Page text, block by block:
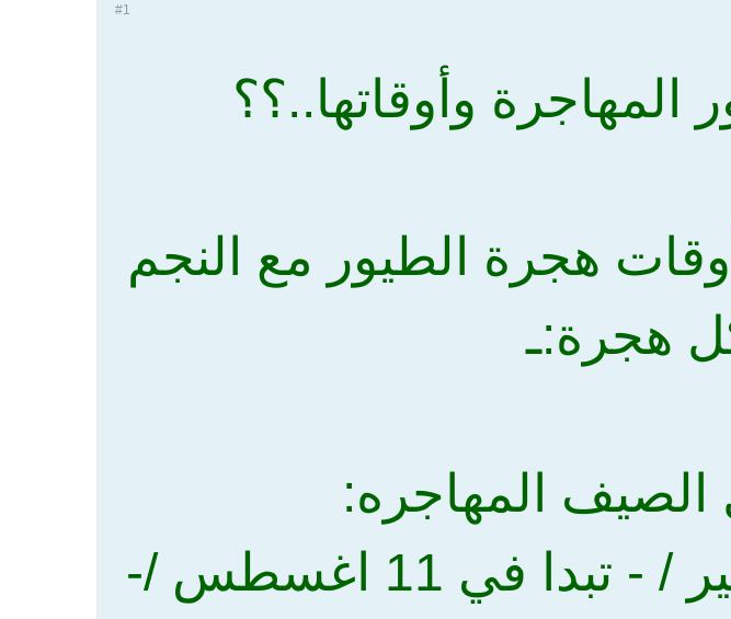
#1
المهاجرة وأوقاتها..؟؟
هجرة الطيور مع النجم
هجرة:ـ
المهاجره:
اولا = الدخل -الخواضير / - تبدا في 11 اغسطس /-